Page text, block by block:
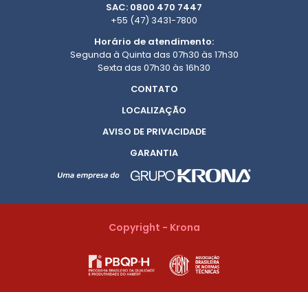
SAC: 0800 470 7447
+55 (47) 3431-7800
Horário de atendimento:
Segunda à Quinta das 07h30 às 17h30
Sexta das 07h30 às 16h30
CONTATO
LOCALIZAÇÃO
AVISO DE PRIVACIDADE
GARANTIA
Copyright - Krona